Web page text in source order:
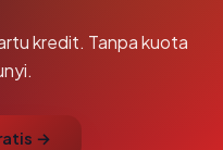
kredit. Tanpa kuota
→